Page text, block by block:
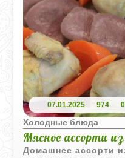
07.01.2025 974
Холодные блюда
Мясное ассорти
Домашнее ассорти